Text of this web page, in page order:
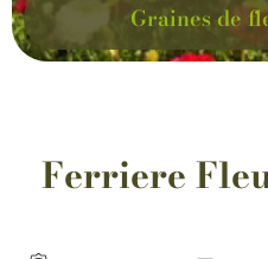
Graines de
Ferriere